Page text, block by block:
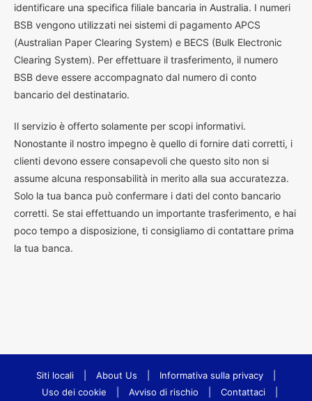
identificare una specifica filiale bancaria in Australia. I numeri
BSB vengono utilizzati nei sistemi di pagamento APCS
(Australian Paper Clearing System) e BECS (Bulk Electronic
Clearing System). Per effettuare il trasferimento, il numero
BSB deve essere accompagnato dal numero di conto
bancario del destinatario.
Il servizio è offerto solamente per scopi informativi.
Nonostante il nostro impegno è quello di fornire dati corretti, i
clienti devono essere consapevoli che questo sito non si
assume alcuna responsabilità in merito alla sua accuratezza.
Solo la tua banca può confermare i dati del conto bancario
corretti. Se stai effettuando un importante trasferimento, e hai
poco tempo a disposizione, ti consigliamo di contattare prima
la tua banca.
Siti locali About Us Informativa sulla privacy
Uso dei cookie
Avviso di rischio Contattaci